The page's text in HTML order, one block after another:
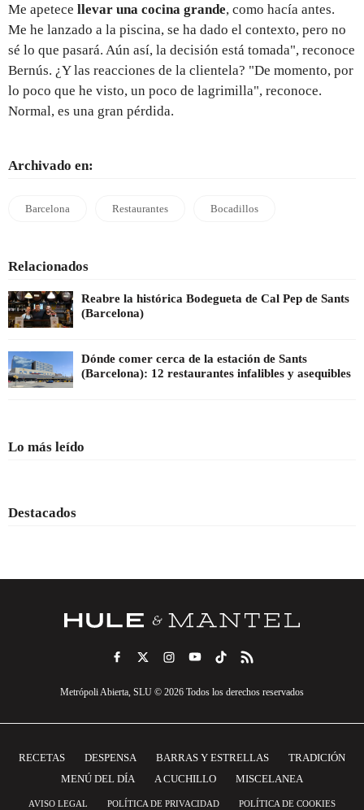
Me apetece llevar una cocina grande, como hacía antes.
Me he lanzado a la piscina, se ha dado el contexto, pero no
sé lo que pasará. Aún así, la decisión está tomada", reconoce
Bernús. ¿Y las reacciones de la clientela? "De momento, por
lo poco que he visto, un poco de lagrimilla", reconoce.
Normal, es una gran pérdida.
Archivado en:
Barcelona Restaurantes Bocadillos
Relacionados
Reabre la histórica Bodegueta de Cal Pep de Sants
(Barcelona)
Dónde comer cerca de la estación de Sants
(Barcelona): 12 restaurantes infalibles y asequibles
Lo más leído
Destacados
Metrópoli Abierta, SLU © 2026 Todos los derechos reservados
RECETAS DESPENSA BARRAS Y ESTRELLAS
TRADICIÓN
MENÚ DEL DÍA
A CUCHILLO MISCELANEA
AVISO LEGAL POLÍTICA DE PRIVACIDAD POLÍTICA DE COOKIES